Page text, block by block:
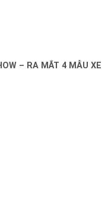
– RA MẮT 4 MẪU XE